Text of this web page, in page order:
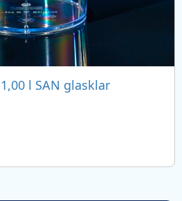
l SAN glasklar